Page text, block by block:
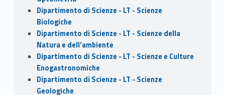
Dipartimento di Scienze - LT - Scienze
Biologiche
Dipartimento di Scienze - LT - Scienze della
Natura e dell’ambiente
Dipartimento di Scienze - LT - Scienze e Culture
Enogastronomiche
Dipartimento di Scienze - LT - Scienze
Geologiche